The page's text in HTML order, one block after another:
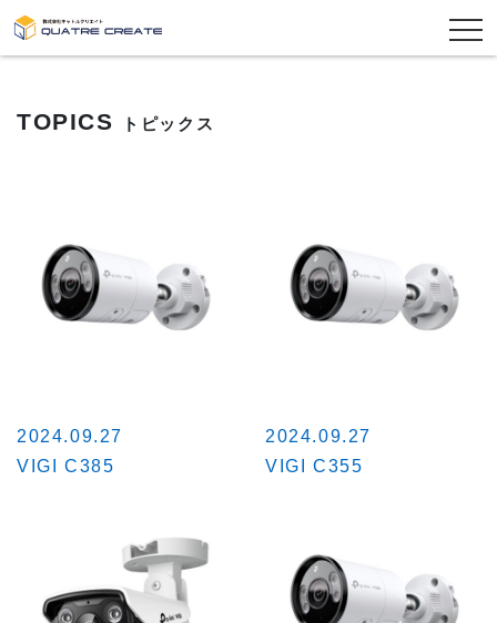
TOPICS トピックス
2024.09.27
VIGI C385
2024.09.27
VIGI C355